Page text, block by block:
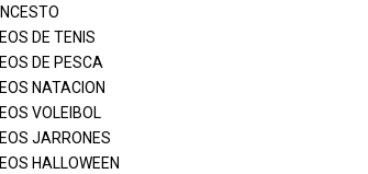
DE TENIS
DE PESCA
NATACION
VOLEIBOL
JARRONES
HALLOWEEN